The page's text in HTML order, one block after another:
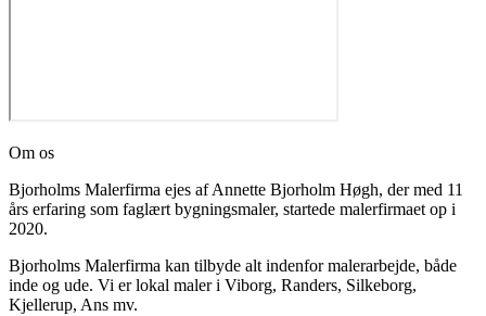
Om os
Bjorholms Malerfirma ejes af Annette Bjorholm Høgh, der med 11
års erfaring som faglært bygningsmaler, startede malerfirmaet op i
2020.
Bjorholms Malerfirma kan tilbyde alt indenfor malerarbejde, både
inde og ude. Vi er lokal maler i Viborg, Randers, Silkeborg,
Kjellerup, Ans mv.